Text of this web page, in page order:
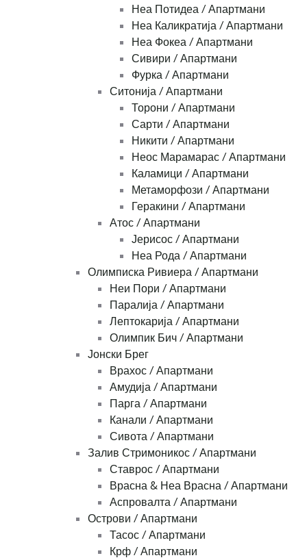
Неа Потидеа / Апартмани
Неа Каликратија / Апартмани
Неа Фокеа / Апартмани
Сивири / Апартмани
Фурка / Апартмани
Ситонија / Апартмани
Торони / Апартмани
Сарти / Апартмани
Никити / Апартмани
Неос Марамарас / Апартмани
Каламици / Апартмани
Метаморфози / Апартмани
Геракини / Апартмани
Атос / Апартмани
Јерисос / Апартмани
Неа Рода / Апартмани
Олимписка Ривиера / Апартмани
Неи Пори / Апартмани
Паралија / Апартмани
Лептокарија / Апартмани
Олимпик Бич / Апартмани
Јонски Брег
Врахос / Апартмани
Амудија / Апартмани
Парга / Апартмани
Канали / Апартмани
Сивота / Апартмани
Залив Стримоникос / Апартмани
Ставрос / Апартмани
Врасна & Неа Врасна / Апартмани
Аспровалта / Апартмани
Острови / Апартмани
Тасос / Апартмани
Крф / Апартмани